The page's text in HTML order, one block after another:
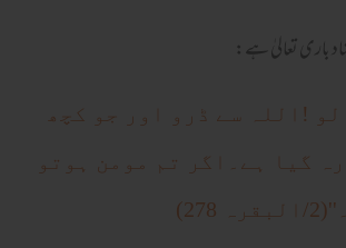
باری تعالیٰ ہے:
!اللہ سے ڈرو اور جو کچھ
گیا ہے۔اگر تم مومن ہوتو